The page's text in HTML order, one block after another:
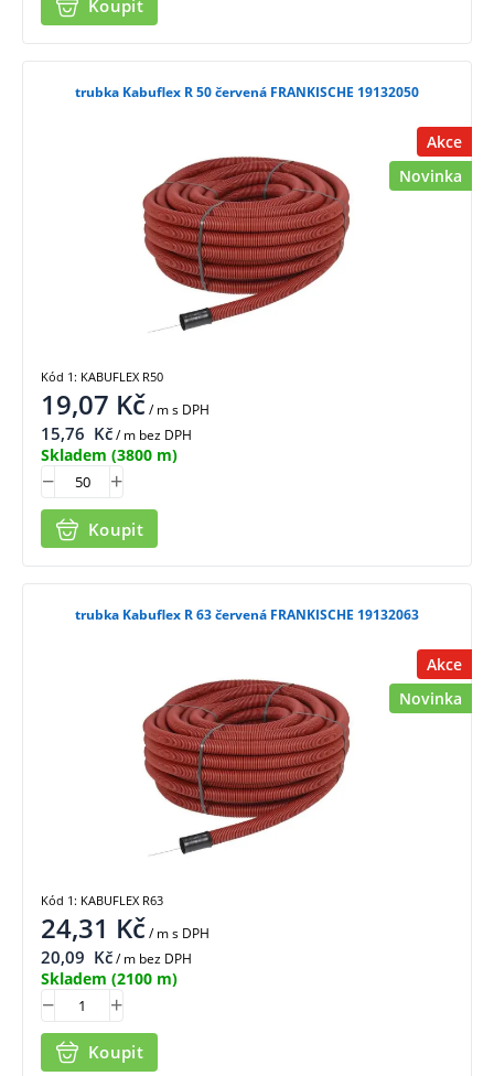
Koupit
Akce
Novinka
trubka Kabuflex R 50 červená FRANKISCHE 19132050
19,07 Kč/ ms DPH
15,76 Kč/ m bez DPH
Skladem (3800 m)
Koupit
Kód 1: KABUFLEX R50
Akce
Novinka
trubka Kabuflex R 63 červená FRANKISCHE 19132063
24,31 Kč/ ms DPH
20,09 Kč/ m bez DPH
Skladem (2100 m)
Koupit
Kód 1: KABUFLEX R63